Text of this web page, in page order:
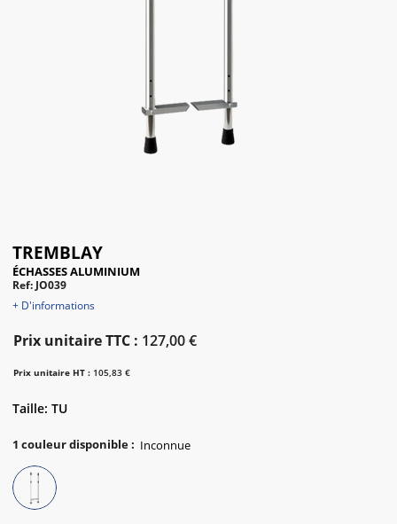
TREMBLAY
ÉCHASSES ALUMINIUM
Ref: JO039
+ D'informations
Prix unitaire TTC : 127,00 €
Prix unitaire HT : 105,83 €
Taille: TU
1 couleur disponible: